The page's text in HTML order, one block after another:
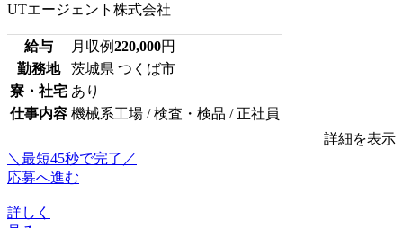
UTエージェント株式会社
給与 月収例220,000円
勤務地
茨城県 つくば市
寮・社宅 あり
仕事内容 機械系工場 / 検査・検品 / 正社員
詳細を表示
＼最短45秒で完了／
応募へ進む
詳しく